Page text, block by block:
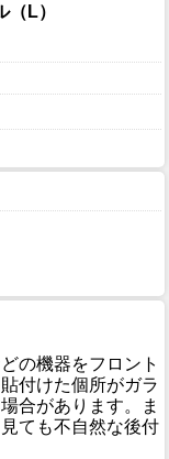
（L）
の機器をフロント
付けた個所がガラ
合があります。ま
ても不自然な後付